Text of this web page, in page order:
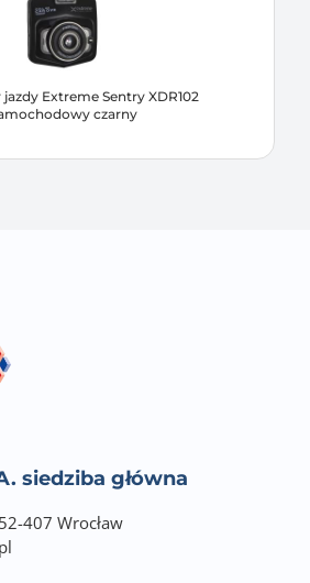
Extreme Sentry XDR102
czarny
siedziba główna
407 Wrocław